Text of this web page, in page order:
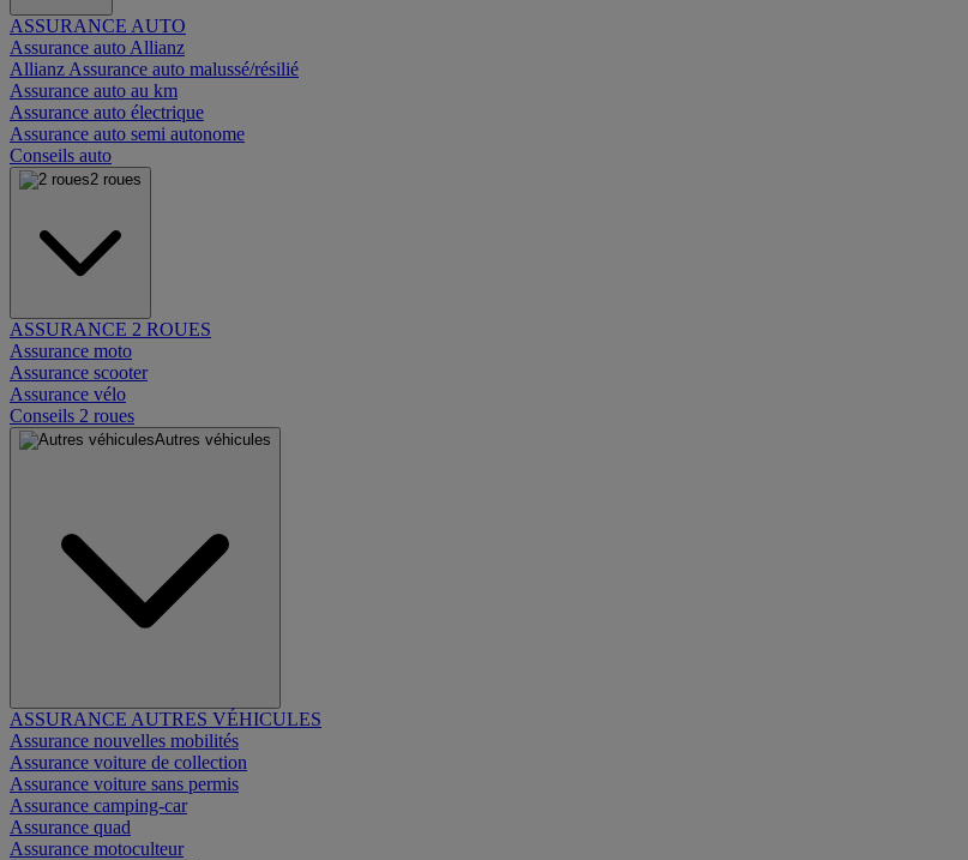
ASSURANCE AUTO
Assurance auto Allianz
Allianz Assurance auto malussé/résilié
Assurance auto au km
Assurance auto électrique
Assurance auto semi autonome
Conseils auto
2 roues
ASSURANCE 2 ROUES
Assurance moto
Assurance scooter
Assurance vélo
Conseils 2 roues
Autres véhicules
ASSURANCE AUTRES VÉHICULES
Assurance nouvelles mobilités
Assurance voiture de collection
Assurance voiture sans permis
Assurance camping-car
Assurance quad
Assurance motoculteur